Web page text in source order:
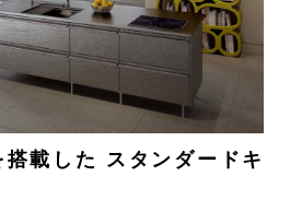
ショールームを探す
載した スタンダードキ